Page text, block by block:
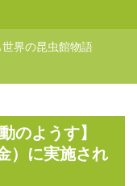
界の昆虫館物語
のようす】
）に実施され